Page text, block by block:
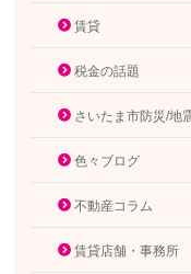
賃貸
税金の話題
さいたま市防災/地
色々ブログ
不動産コラム
賃貸店舗・事務所